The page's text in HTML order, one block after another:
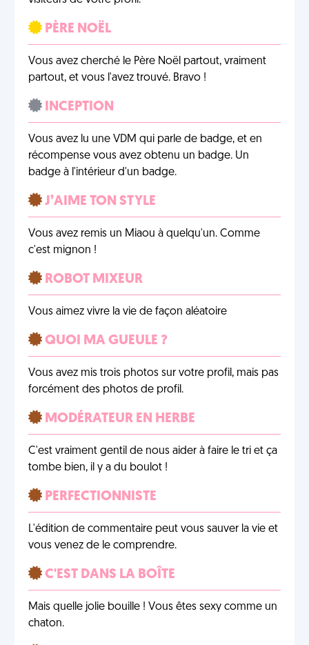
PÈRE NOËL
Vous avez cherché le Père Noël partout, vraiment
partout, et vous l'avez trouvé. Bravo !
INCEPTION
Vous avez lu une VDM qui parle de badge, et en
récompense vous avez obtenu un badge. Un
badge à l'intérieur d'un badge.
J’AIME TON STYLE
Vous avez remis un Miaou à quelqu'un. Comme
c'est mignon !
ROBOT MIXEUR
Vous aimez vivre la vie de façon aléatoire
QUOI MA GUEULE ?
Vous avez mis trois photos sur votre profil, mais pas
forcément des photos de profil.
MODÉRATEUR EN HERBE
C'est vraiment gentil de nous aider à faire le tri et ça
tombe bien, il y a du boulot !
PERFECTIONNISTE
L'édition de commentaire peut vous sauver la vie et
vous venez de le comprendre.
C'EST DANS LA BOÎTE
Mais quelle jolie bouille ! Vous êtes sexy comme un
chaton.